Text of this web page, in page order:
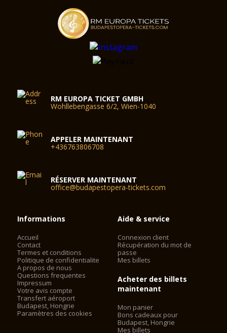
RM EUROPA TICKET GMBH
Wohllebengasse 6/2, Wien-1040
APPELER MAINTENANT
+436763806708
RÉSERVER MAINTENANT
office@budapestopera-tickets.com
Informations
Accueil
Contact
Termes et conditions
Politique de confidentialite
A propos de nous
Questions frequentes
Impressum
Votre avis compte
Transfert aéroport
Budapest, Hongrie
Paramètres des cookies
Aide & service
Connexion client
Récupération du mot de
passe
Mes billets
Acheter des billets
maintenant
Mon panier
Bons cadeaux pour
Budapest, Hongrie
Mes billets